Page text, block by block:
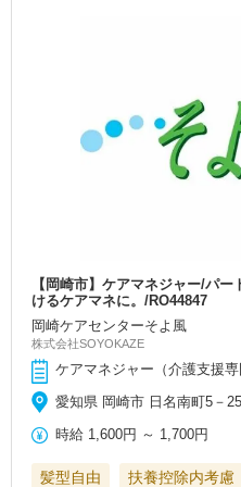
【岡崎市】ケアマネジャー/パ
けるケアマネに。/RO44847
岡崎ケアセンターそよ風
株式会社SOYOKAZE
ケアマネジャー（介護支援
愛知県 岡崎市 日名南町5－25
時給 1,600円 ～ 1,700円
髪型自由 扶養控除内考慮